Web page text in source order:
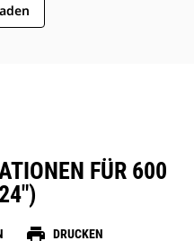
FÜR 600
print DRUCKEN